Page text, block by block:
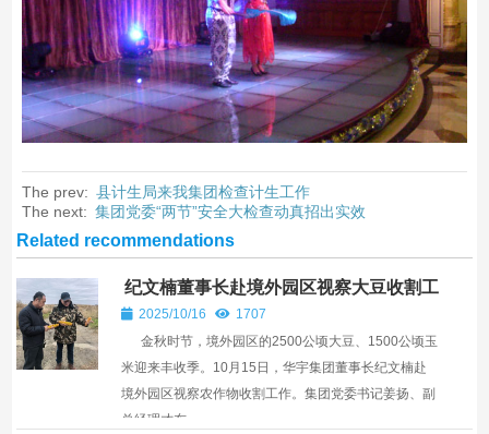
The prev: 县计生局来我集团检查计生工作
The next: 集团党委“两节”安全大检查动真招出实效
Related recommendations
纪文楠董事长赴境外园区视察大豆收割工
作2025/10/16
1707
金秋时节，境外园区的2500公顷大豆、1500公顷玉
米迎来丰收季。10月15日，华宇集团董事长纪文楠赴
境外园区视察农作物收割工作。集团党委书记姜扬、副
总经理才东...